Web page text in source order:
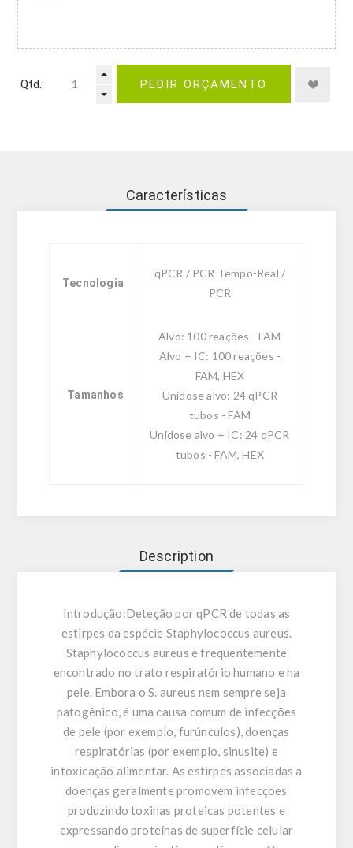
Qtd.: PEDIR ORÇAMENTO
Características
Tecnologia
qPCR / PCR Tempo-Real /
PCR
Tamanhos
Alvo: 100 reações - FAM
Alvo + IC: 100 reações -
FAM, HEX
Unidose alvo: 24 qPCR
tubos - FAM
Unidose alvo + IC: 24 qPCR
tubos - FAM, HEX
Description
Introdução:Deteção por qPCR de todas as
estirpes da espécie Staphylococcus aureus.
Staphylococcus aureus é frequentemente
encontrado no trato respiratório humano e na
pele. Embora o S. aureus nem sempre seja
patogênico, é uma causa comum de infecções
de pele (por exemplo, furúnculos), doenças
respiratórias (por exemplo, sinusite) e
intoxicação alimentar. As estirpes associadas a
doenças geralmente promovem infecções
produzindo toxinas proteicas potentes e
expressando proteínas de superfície celular